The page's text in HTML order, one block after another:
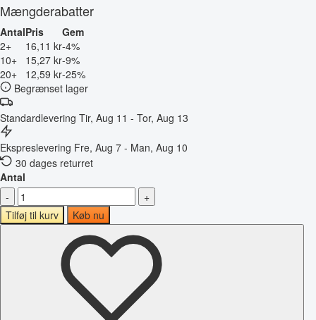
Mængderabatter
AntalPris
Gem
2+
16,11 kr-4%
10+
15,27 kr-9%
20+
12,59 kr-25%
Begrænset lager
Standardlevering Tir, Aug 11 - Tor, Aug 13
Ekspreslevering Fre, Aug 7 - Man, Aug 10
30 dages returret
Antal
-
+
Tilføj til kurv
Køb nu